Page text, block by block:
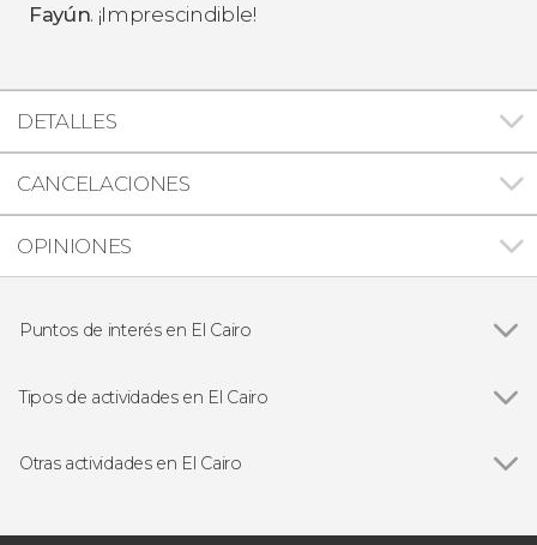
Fayún. ¡Imprescindible!
DETALLES
CANCELACIONES
OPINIONES
Puntos de interés en El Cairo
Mezquita de Muhammad Alí
Río Nilo
Tipos de actividades en El Cairo
Viajes a Egipto con todo incluido desde El Cairo
Otras actividades en El Cairo
Crucero por el Nilo con cena y espectáculo